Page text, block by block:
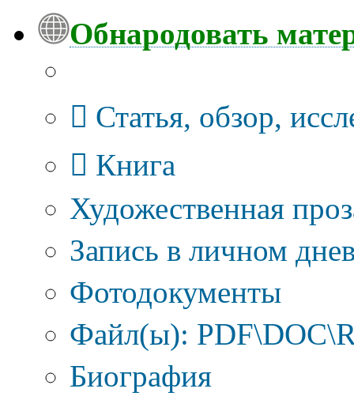
Обнародовать
Статья, обзор,
Книга
Художественная
Запись в личном
Фотодокументы
Файл(ы):
Биография